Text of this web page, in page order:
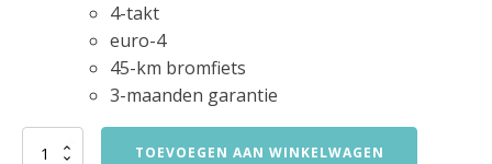
4-takt
euro-4
45-km bromfiets
3-maanden garantie
peugeot
TOEVOEGEN AAN WINKELWAGEN